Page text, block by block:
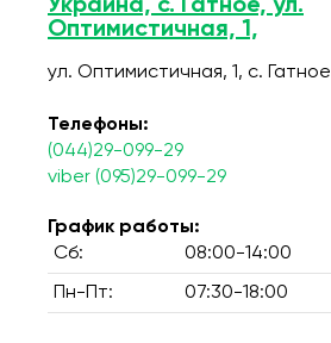
Украина, с. Гатное, ул.
Оптимистичная, 1,
ул. Оптимистичная, 1, c. Гатное
Телефоны:
(044)29-099-29
viber (095)29-099-29
График работы:
Сб:
08:00-14:00
Пн-Пт: 07:30-18:00